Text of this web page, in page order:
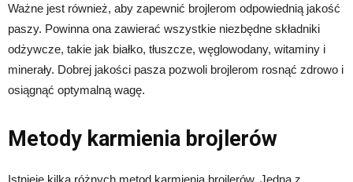
Ważne jest również, aby zapewnić brojlerom odpowiednią jakość
paszy. Powinna ona zawierać wszystkie niezbędne składniki
odżywcze, takie jak białko, tłuszcze, węglowodany, witaminy i
minerały. Dobrej jakości pasza pozwoli brojlerom rosnąć zdrowo i
osiągnąć optymalną wagę.
Metody karmienia brojlerów
Istnieje kilka różnych metod karmienia brojlerów. Jedną z